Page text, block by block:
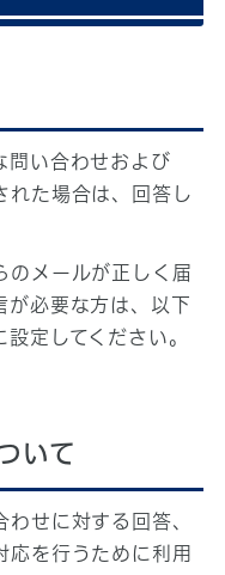
問い合わせおよび
れた場合は、回答し
のメールが正しく届
が必要な方は、以下
定してください。
いて
せに対する回答、
応を行うために利用